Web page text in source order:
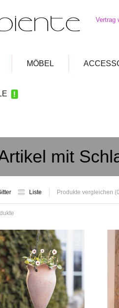
Vertrag
MÖBEL
mit
Liste Produkte vergleichen